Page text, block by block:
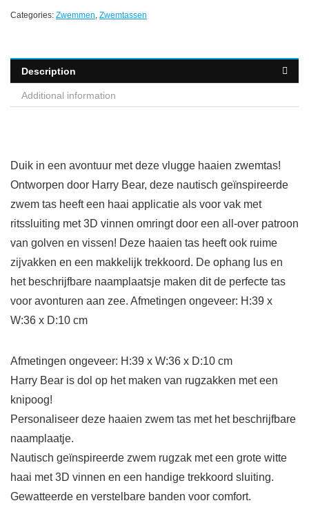
Categories: Zwemmen, Zwemtassen
Description
Additional information
Duik in een avontuur met deze vlugge haaien zwemtas!
Ontworpen door Harry Bear, deze nautisch geïnspireerde
zwem tas heeft een haai applicatie als voor vak met
ritssluiting met 3D vinnen omringt door een all-over patroon
van golven en vissen! Deze haaien tas heeft ook ruime
zijvakken en een makkelijk trekkoord. De ophang lus en
het beschrijfbare naamplaatsje maken dit de perfecte tas
voor avonturen aan zee. Afmetingen ongeveer: H:39 x
W:36 x D:10 cm
Afmetingen ongeveer: H:39 x W:36 x D:10 cm
Harry Bear is dol op het maken van rugzakken met een
knipoog!
Personaliseer deze haaien zwem tas met het beschrijfbare
naamplaatje.
Nautisch geïnspireerde zwem rugzak met een grote witte
haai met 3D vinnen en een handige trekkoord sluiting.
Gewatteerde en verstelbare banden voor comfort.